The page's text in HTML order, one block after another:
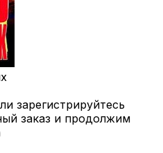
зарегистрируйтесь
заказ и продолжим